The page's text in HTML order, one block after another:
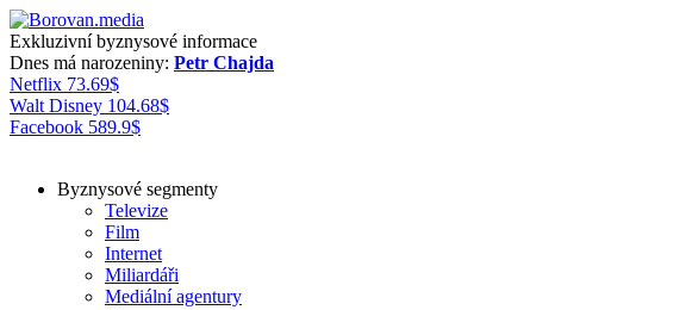
Exkluzivní byznysové informace
Dnes má narozeniny: Petr Chajda
Netflix 73.69$
Walt Disney 104.68$
Facebook 589.9$
Byznysové segmenty
Televize
Film
Internet
Miliardáři
Mediální agentury